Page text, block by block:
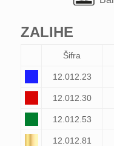
ZALIHE
Šifra
12.012.23
12.012.30
12.012.53
12.012.81